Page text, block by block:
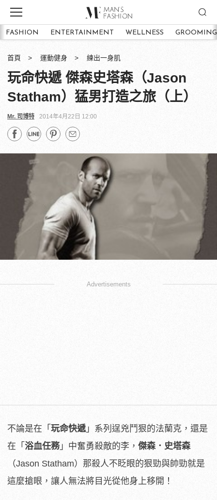
FASHION ENTERTAINMENT WELLNESS GROOMING
首頁 運動健身 練出一身肌
玩命快遞 傑森史塔森（Jason
Statham）猛男打造之旅（上）
Mr. 司博特 2014年4月22日 12:00
Advertisements
不論是在「 玩命快遞 」系列逞兇鬥狠的法蘭克，還是
在「 浴血任務」中奮勇殺敵的李， 傑森．史塔森
（Jason Statham）那殺人不眨眼的狠勁與帥勁就是
這麼搶眼，讓人無法將目光從他身上移開！